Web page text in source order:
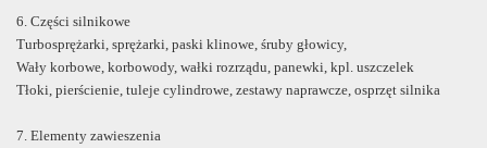
6. Części silnikowe
Turbosprężarki, sprężarki, paski klinowe, śruby głowicy,
Wały korbowe, korbowody, wałki rozrządu, panewki, kpl. uszczelek
Tłoki, pierścienie, tuleje cylindrowe, zestawy naprawcze, osprzęt silnika
7. Elementy zawieszenia